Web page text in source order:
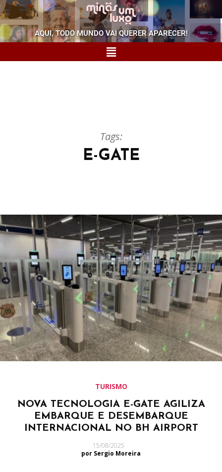
AQUI, TODO MUNDO VAI QUERER APARECER!
Tags:
E-GATE
TURISMO
NOVA TECNOLOGIA E-GATE AGILIZA
EMBARQUE E DESEMBARQUE
INTERNACIONAL NO BH AIRPORT
15/08/2025
por Sergio Moreira